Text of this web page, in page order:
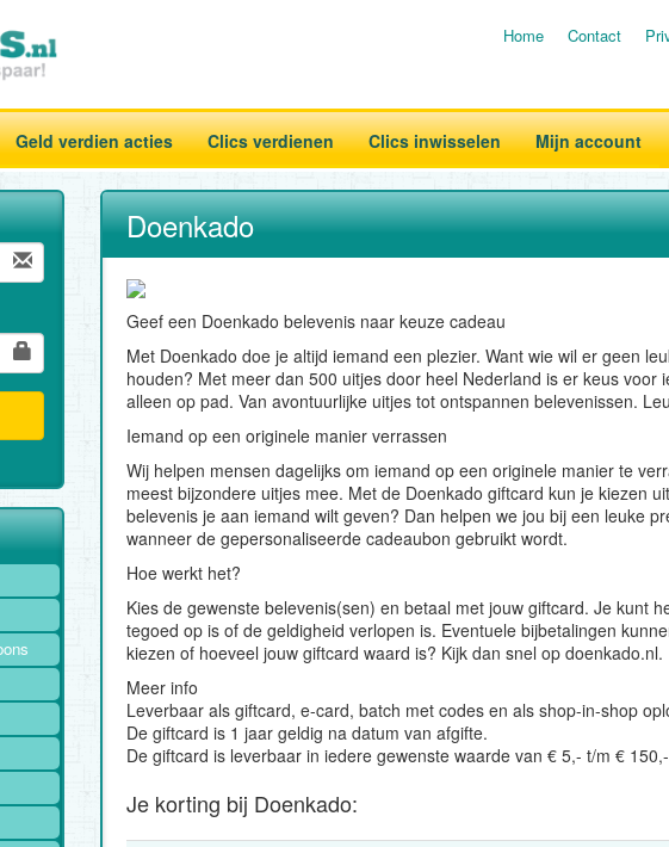
Home Contact
Geld verdien acties Clics verdienen Clics inwisselen Mijn account
Doenkado
Geef een Doenkado belevenis naar keuze cadeau
Met Doenkado doe je altijd iemand een plezier. Want wie wil er geen
houden? Met meer dan 500 uitjes door heel Nederland is er keus
alleen op pad. Van avontuurlijke uitjes tot ontspannen belevenissen.
Iemand op een originele manier verrassen
Wij helpen mensen dagelijks om iemand op een originele manier te
meest bijzondere uitjes mee. Met de Doenkado giftcard kun je kiezen
belevenis je aan iemand wilt geven? Dan helpen we jou bij een leuke
wanneer de gepersonaliseerde cadeaubon gebruikt wordt.
Hoe werkt het?
Kies de gewenste belevenis(sen) en betaal met jouw giftcard. Je kunt
tegoed op is of de geldigheid verlopen is. Eventuele bijbetalingen
kiezen of hoeveel jouw giftcard waard is? Kijk dan snel op doenkado.nl.
Meer info
Leverbaar als giftcard, e-card, batch met codes en als shop-in-shop
De giftcard is 1 jaar geldig na datum van afgifte.
De giftcard is leverbaar in iedere gewenste waarde van € 5,- t/m € 150,-
Je korting bij Doenkado: